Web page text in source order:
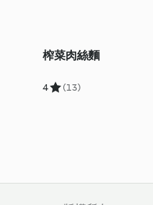
榨菜肉絲麵
4 (13)